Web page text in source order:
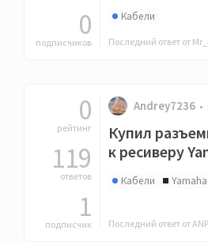
0
подписчиков
Кабели
Последний ответ от
0
рейтинг
119
ответов
1
подписчик
Andrey7236
Купил
к ресиверу
Кабели Yamaha
Последний ответ от